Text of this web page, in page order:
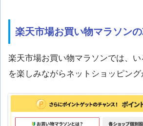
楽天市場お買い物マラソン
楽天市場お買い物マラソンでは、い
を楽しみながらネットショッピング